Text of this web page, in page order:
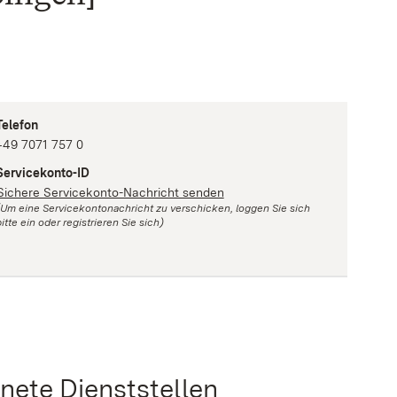
7071 757 0
ID
Servicekonto-Nachricht senden
eine Servicekontonachricht zu verschicken, loggen Sie sich
ein oder registrieren Sie sich)
Dienststellen